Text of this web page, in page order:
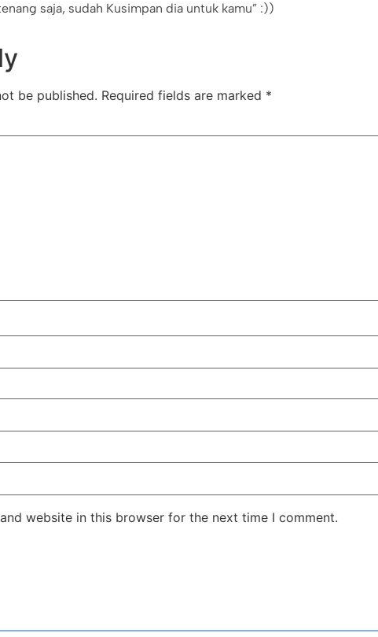
saja, sudah Kusimpan dia untuk kamu” :))
be published. Required fields are marked *
website in this browser for the next time I comment.